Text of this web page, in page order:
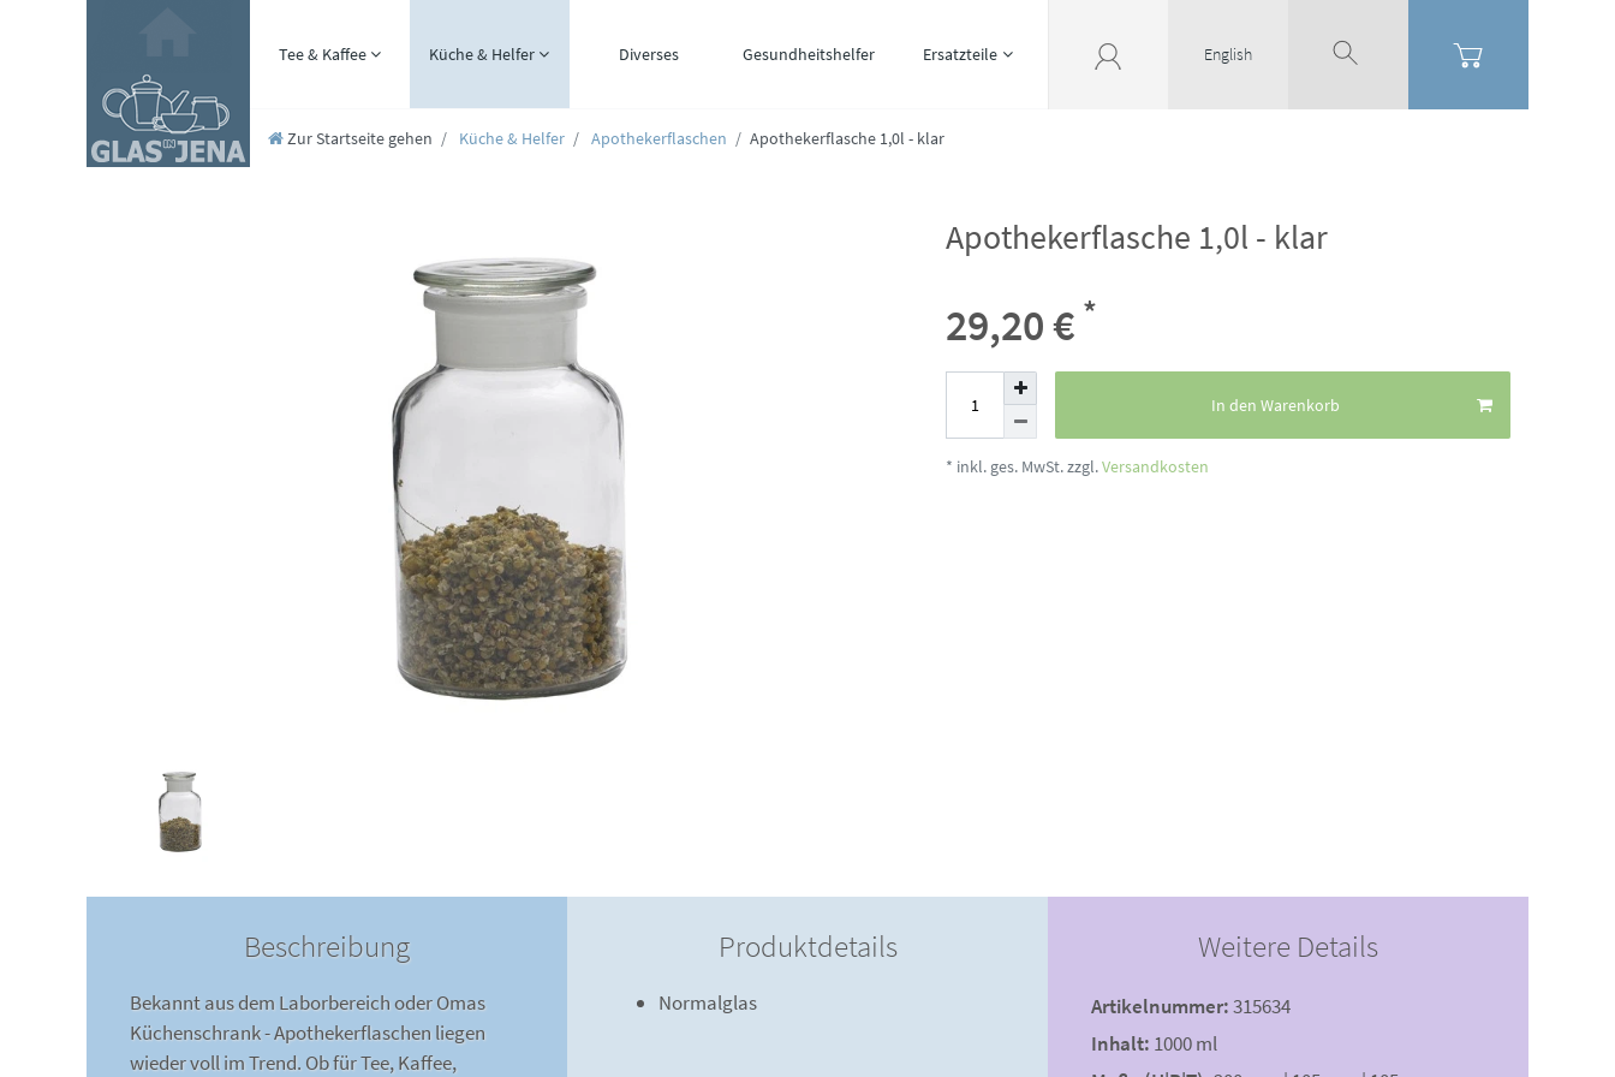
Tee & Kaffee Küche & Helfer Diverses Gesundheitshelfer Ersatzteile English
Zur Startseite gehen Küche & Helfer Apothekerflaschen Apothekerflasche 1,0l - klar
Apothekerflasche 1,0l - klar
29,20 € *
In den Warenkorb
* inkl. ges. MwSt. zzgl.Versandkosten
Beschreibung
Bekannt aus dem Laborbereich oder Omas
Küchenschrank - Apothekerflaschen liegen
wieder voll im Trend. Ob für Tee, Kaffee,
Produktdetails
Normalglas
Weitere Details
Artikelnummer:315634
Inhalt: 1000 ml